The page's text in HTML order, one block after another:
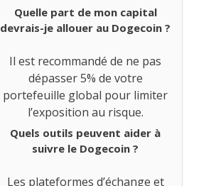
Quelle part de mon capital
devrais-je allouer au Dogecoin ?
Il est recommandé de ne pas
dépasser 5% de votre
portefeuille global pour limiter
l’exposition au risque.
Quels outils peuvent aider à
suivre le Dogecoin ?
Les plateformes d’échange et